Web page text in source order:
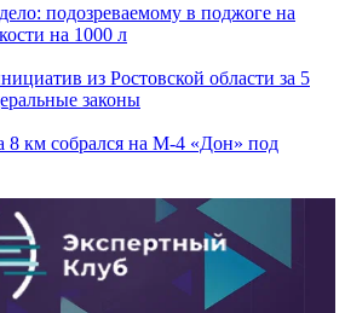
подозреваемому в поджоге на
на 1000 л
из Ростовской области за 5
законы
8 км собрался на М-4 «Дон» под